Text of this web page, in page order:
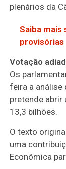
plenários da
Saiba
provisórias
Votação
Os
feira a análise
pretende abrir
13,3 bilhões.
O texto
uma
Econômica